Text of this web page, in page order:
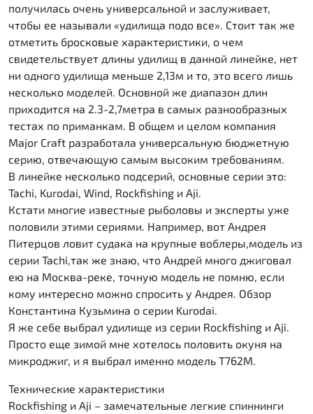
получилась очень универсальной и заслуживает,
чтобы ее называли «удилища подо все». Стоит так же
отметить бросковые характеристики, о чем
свидетельствует длины удилищ в данной линейке, нет
ни одного удилища меньше 2,13м и то, это всего лишь
несколько моделей. Основной же диапазон длин
приходится на 2.3-2,7метра в самых разнообразных
тестах по приманкам. В общем и целом компания
Major Craft разработала универсальную бюджетную
серию, отвечающую самым высоким требованиям.
В линейке несколько подсерий, основные серии это:
Tachi, Kurodai, Wind, Rockfishing и Aji.
Кстати многие известные рыболовы и эксперты уже
половили этими сериями. Например, вот Андрея
Питерцов ловит судака на крупные воблеры,модель из
серии Tachi,так же знаю, что Андрей много джиговал
ею на Москва-реке, точную модель не помню, если
кому интересно можно спросить у Андрея. Обзор
Константина Кузьмина о серии Kurodai.
Я же себе выбрал удилище из серии Rockfishing и Aji.
Просто еще зимой мне хотелось половить окуня на
микроджиг, и я выбрал именно модель T762M.
Технические характеристики
Rockfishing и Aji – замечательные легкие спиннинги